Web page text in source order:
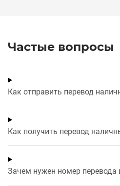
Частые вопросы
Как отправить перевод
Как получить перевод
Зачем нужен номер перевода